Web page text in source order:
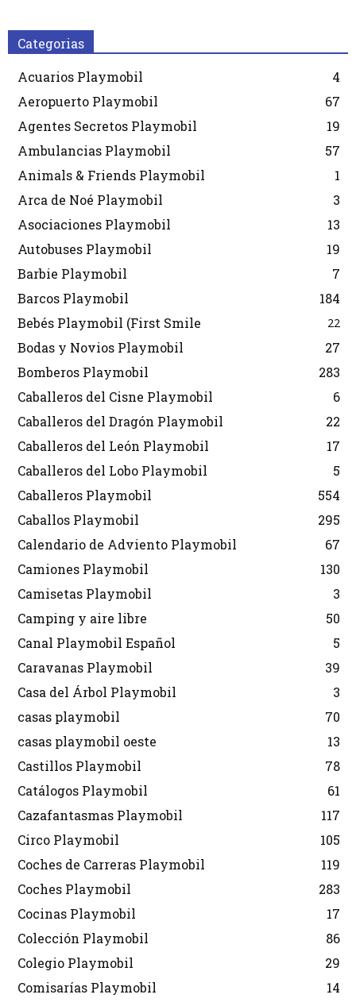
Categorias
Acuarios Playmobil
4
Aeropuerto Playmobil
67
Agentes Secretos Playmobil
19
Ambulancias Playmobil
57
Animals & Friends Playmobil
1
Arca de Noé Playmobil
3
Asociaciones Playmobil
13
Autobuses Playmobil
19
Barbie Playmobil
7
Barcos Playmobil
184
Bebés Playmobil (First Smile
22
Bodas y Novios Playmobil
27
Bomberos Playmobil
283
Caballeros del Cisne Playmobil
6
Caballeros del Dragón Playmobil
22
Caballeros del León Playmobil
17
Caballeros del Lobo Playmobil
5
Caballeros Playmobil
554
Caballos Playmobil
295
Calendario de Adviento Playmobil
67
Camiones Playmobil
130
Camisetas Playmobil
3
Camping y aire libre
50
Canal Playmobil Español
5
Caravanas Playmobil
39
Casa del Árbol Playmobil
3
casas playmobil
70
casas playmobil oeste
13
Castillos Playmobil
78
Catálogos Playmobil
61
Cazafantasmas Playmobil
117
Circo Playmobil
105
Coches de Carreras Playmobil
119
Coches Playmobil
283
Cocinas Playmobil
17
Colección Playmobil
86
Colegio Playmobil
29
Comisarías Playmobil
14